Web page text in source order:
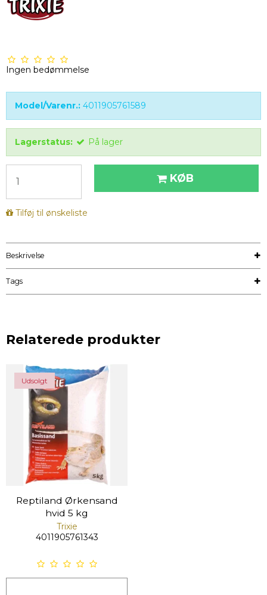
Ingen bedømmelse
Model/Varenr.: 4011905761589
Lagerstatus: På lager
KØB
Tilføj til ønskeliste
Beskrivelse
Tags
Relaterede produkter
Udsolgt
Reptiland Ørkensand
hvid 5 kg
Trixie
4011905761343